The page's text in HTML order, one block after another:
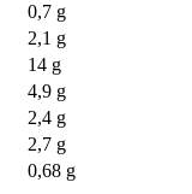
0,7 g
2,1 g
14 g
4,9 g
2,4 g
2,7 g
0,68 g